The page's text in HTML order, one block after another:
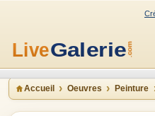
Accueil Oeuvres Peinture